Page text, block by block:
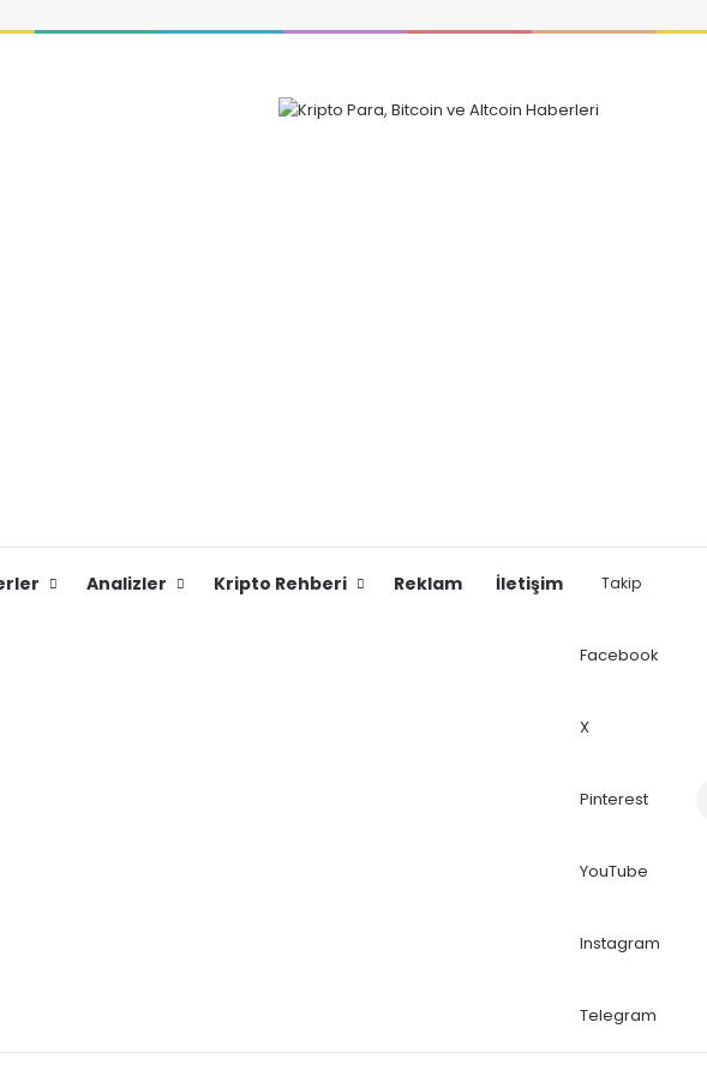
Analizler Kripto Rehberi Reklam İletişim Takip
Facebook
X
Pinterest
YouTube
Instagram
Telegram